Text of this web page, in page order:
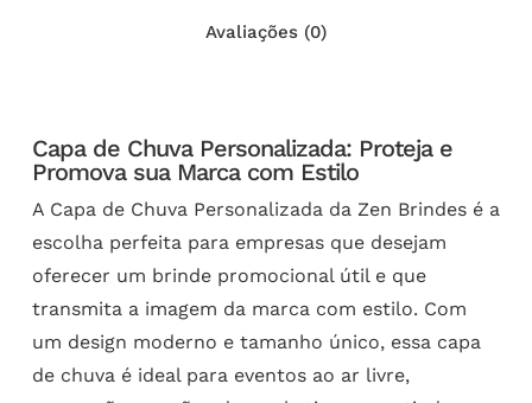
Avaliações (0)
Capa de Chuva Personalizada: Proteja e
Promova sua Marca com Estilo
A Capa de Chuva Personalizada da Zen Brindes é a
escolha perfeita para empresas que desejam
oferecer um brinde promocional útil e que
transmita a imagem da marca com estilo. Com
um design moderno e tamanho único, essa capa
de chuva é ideal para eventos ao ar livre,